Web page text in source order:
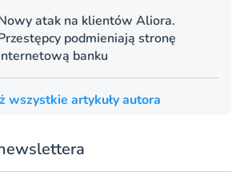
atak na klientów Aliora.
podmieniają stronę
banku
wszystkie artykuły autora